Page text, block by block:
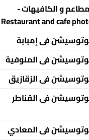
و الكافيهات -
Restaurant and cafe
فى إمبابة
فى المنوفية
فى الزقازيق
فى القناطر
فى المعادي